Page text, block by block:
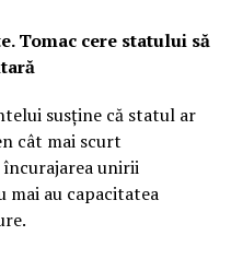
Tomac cere statului să
susține că statul ar
cât mai scurt
încurajarea unirii
au capacitatea